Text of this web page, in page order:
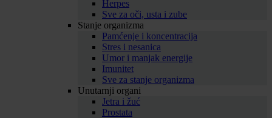
Herpes
Sve za oči, usta i zube
Stanje organizma
Pamćenje i koncentracija
Stres i nesanica
Umor i manjak energije
Imunitet
Sve za stanje organizma
Unutarnji organi
Jetra i žuć
Prostata